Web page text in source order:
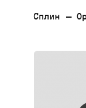
Сплин —